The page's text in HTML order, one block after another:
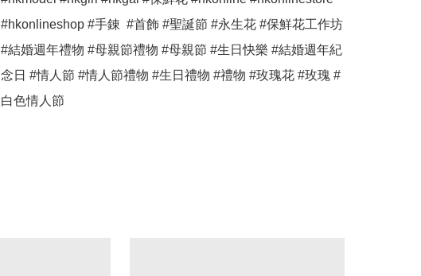
#hkonlineshop #手錬  #首飾 #聖誕節 #永生花 #保鮮花工作坊
#結婚週年禮物 #母親節禮物 #母親節 #生日快樂 #結婚週年紀
念日 #情人節 #情人節禮物 #生日禮物 #禮物 #玫瑰花 #玫瑰 #
白色情人節